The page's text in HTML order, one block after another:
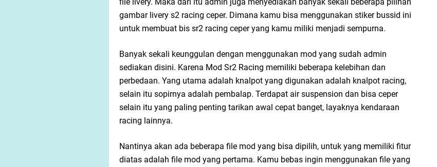
gambar livery s2 racing ceper. Dimana kamu bisa menggunakan stiker bussid ini
untuk membuat bis sr2 racing ceper yang kamu miliki menjadi sempurna.
Banyak sekali keunggulan dengan menggunakan mod yang sudah admin
sediakan disini. Karena Mod Sr2 Racing memiliki beberapa kelebihan dan
perbedaan. Yang utama adalah knalpot yang digunakan adalah knalpot racing,
selain itu sopirnya adalah pembalap. Terdapat air suspension dan bisa ceper
selain itu yang paling penting tarikan awal cepat banget, layaknya kendaraan
racing lainnya.
Nantinya akan ada beberapa file mod yang bisa dipilih, untuk yang memiliki fitur
diatas adalah file mod yang pertama. Kamu bebas ingin menggunakan file yang